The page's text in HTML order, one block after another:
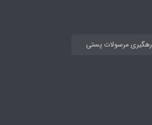
رهگیری مرسولات پستی